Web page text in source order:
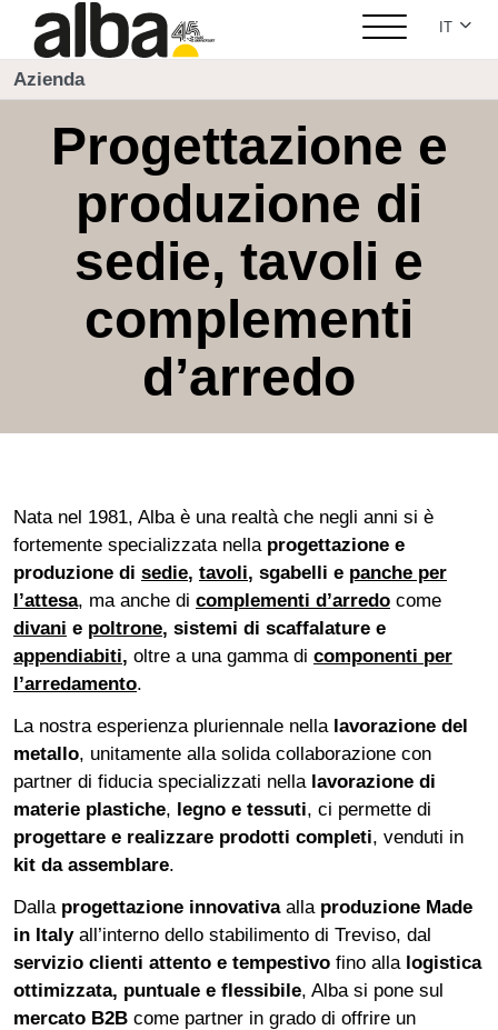
IT
Azienda
Progettazione e
produzione di
sedie, tavoli e
complementi
d’arredo
Nata nel 1981, Alba è una realtà che negli anni si è
fortemente specializzata nella progettazione e
produzione di sedie, tavoli, sgabelli e panche per
l’attesa, ma anche di complementi d’arredo come
divani e poltrone, sistemi di scaffalature e
appendiabiti, oltre a una gamma di componenti per
l’arredamento.
La nostra esperienza pluriennale nella lavorazione del
metallo, unitamente alla solida collaborazione con
partner di fiducia specializzati nella lavorazione di
materie plastiche, legno e tessuti, ci permette di
progettare e realizzare prodotti completi, venduti in
kit da assemblare.
Dalla progettazione innovativaalla produzione Made
in Italyall’interno dello stabilimento di Treviso, dal
servizio clienti attento e tempestivo fino alla logistica
ottimizzata, puntuale e flessibile, Alba si pone sul
mercato B2B come partner in grado di offrire un